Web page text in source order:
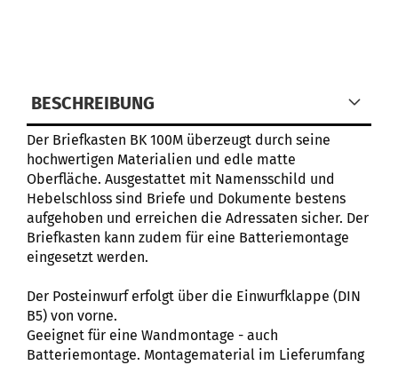
BESCHREIBUNG
Der Briefkasten BK 100M überzeugt durch seine
hochwertigen Materialien und edle matte
Oberfläche. Ausgestattet mit Namensschild und
Hebelschloss sind Briefe und Dokumente bestens
aufgehoben und erreichen die Adressaten sicher. Der
Briefkasten kann zudem für eine Batteriemontage
eingesetzt werden.
Der Posteinwurf erfolgt über die Einwurfklappe (DIN
B5) von vorne.
Geeignet für eine Wandmontage - auch
Batteriemontage. Montagematerial im Lieferumfang